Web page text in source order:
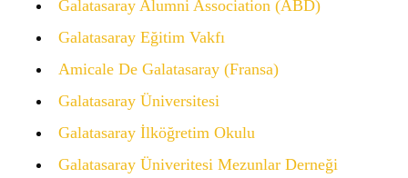
Galatasaray Alumni Association (ABD)
Galatasaray Eğitim Vakfı
Amicale De Galatasaray (Fransa)
Galatasaray Üniversitesi
Galatasaray İlköğretim Okulu
Galatasaray Üniveritesi Mezunlar Derneği